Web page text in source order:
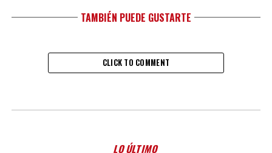
TAMBIÉN PUEDE GUSTARTE
CLICK TO COMMENT
LO ÚLTIMO